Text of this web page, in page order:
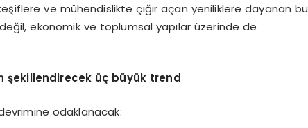
ve mühendislikte çığır açan yeniliklere dayanan bu
ekonomik ve toplumsal yapılar üzerinde de
şekillendirecek üç büyük trend
odaklanacak: